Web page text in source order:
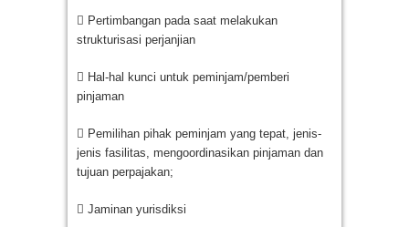
 Pertimbangan pada saat melakukan
strukturisasi perjanjian
 Hal-hal kunci untuk peminjam/pemberi
pinjaman
 Pemilihan pihak peminjam yang tepat, jenis-
jenis fasilitas, mengoordinasikan pinjaman dan
tujuan perpajakan;
 Jaminan yurisdiksi